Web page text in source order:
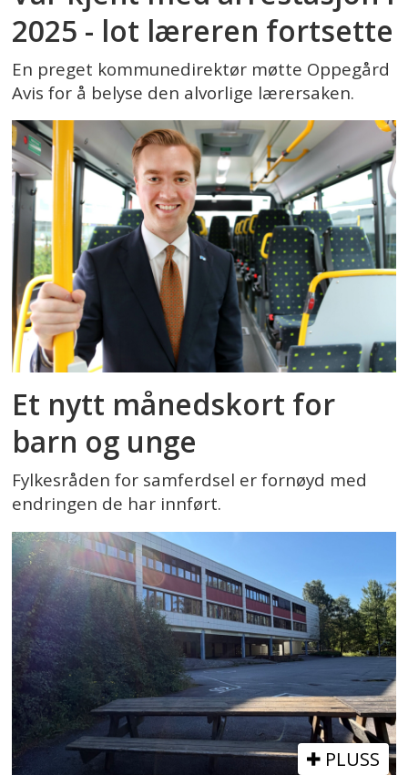
2025 - lot læreren fortsette
En preget kommunedirektør møtte Oppegård
Avis for å belyse den alvorlige lærersaken.
Et nytt månedskort for
barn og unge
Fylkesråden for samferdsel er fornøyd med
endringen de har innført.
PLUSS